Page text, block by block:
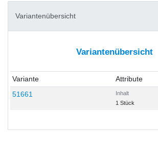
Variantenübersicht
Variantenübersicht
Variante
Attribute
51661
Inhalt
1 Stück